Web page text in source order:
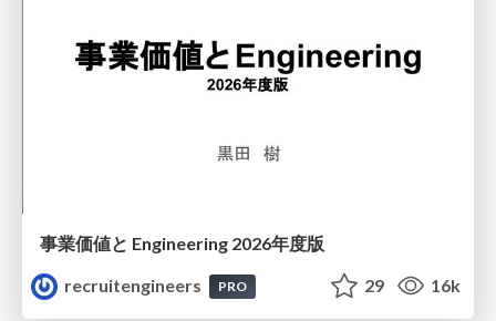
事業価値と Engineering 2026年度版
recruitengineers
PRO 29 16k